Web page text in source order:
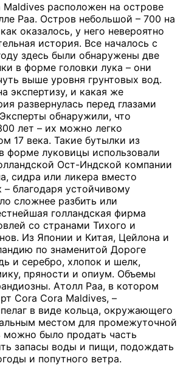
Maldives расположен на острове
Раа. Остров небольшой – 700 на
оказалось, у него невероятно
история. Все началось с
здесь были обнаружены две
в форме головки лука – они
выше уровня грунтовых вод.
экспертизу, и какая же
развернулась перед глазами
обнаружили, что
лет – их можно легко
17 века. Такие бутылки из
форме луковицы использовали
Ост-Индской компании
сидра или ликера вместо
благодаря устойчивому
сложнее разбить или
голландская фирма
со странами Тихого и
Из Японии и Китая, Цейлона и
по знаменитой Дороге
и серебро, хлопок и шелк,
пряности и опиум. Объемы
Атолл Раа, в котором
Cora Cora Maldives, –
в виде кольца, окружающего
местом для промежуточной
можно было продать часть
запасы воды и пищи, подождать
и попутного ветра.